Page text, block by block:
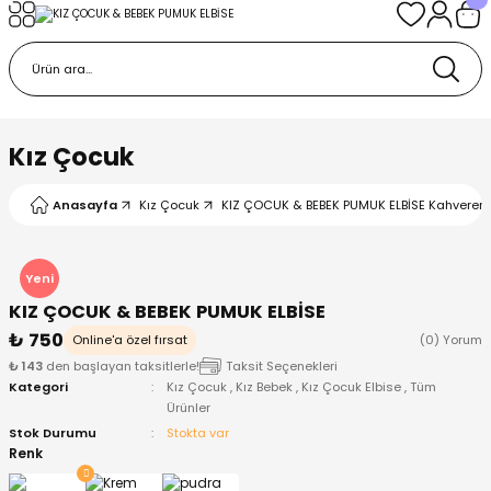
Kız Çocuk
Anasayfa Kız Çocuk KIZ ÇOCUK & BEBEK PUMUK ELBİSE
Yeni
KIZ ÇOCUK & BEBEK PUMUK ELBİSE
₺ 750
Online'a özel fırsat
(0) Yorum
₺ 143 den başlayan taksitlerle!
Taksit Seçenekleri
Kategori
Kız Çocuk , Kız Bebek , Kız Çocuk Elbise ,Tüm
Ürünler
Stok Durumu
Stokta var
Renk
Giyim
Bere ve Eldiven
Body
Bere ve Eldiven
Body
ve Patik
Çıkışı ve Zıbın Seti
Ürünleri